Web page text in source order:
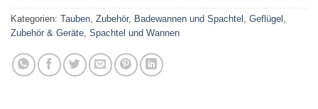
Kategorien: Tauben, Zubehör, Badewannen und Spachtel , Geflügel ,
Zubehör & Geräte, Spachtel und Wannen